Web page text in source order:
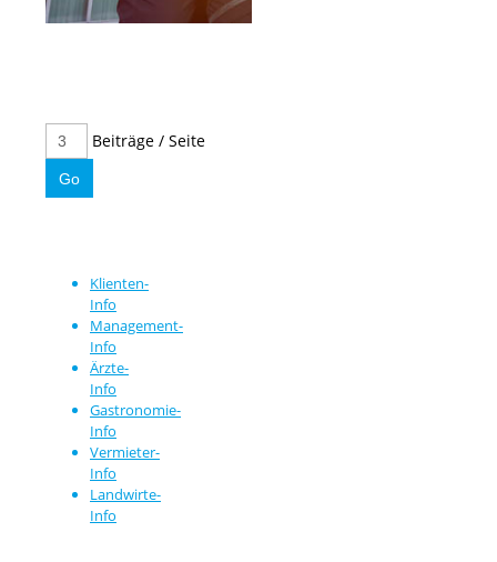
Beiträge / Seite
Klienten-
Info
Management-
Info
Ärzte-
Info
Gastronomie-
Info
Vermieter-
Info
Landwirte-
Info